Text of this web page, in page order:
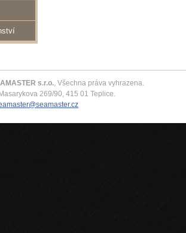
s.r.o.
, Všechna práva vyhrazena.
Masarykova 269/90, 415 01 Teplice.